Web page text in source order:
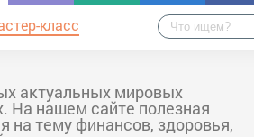
класс
актуальных мировых
На нашем сайте полезная
на тему финансов, здоровья,